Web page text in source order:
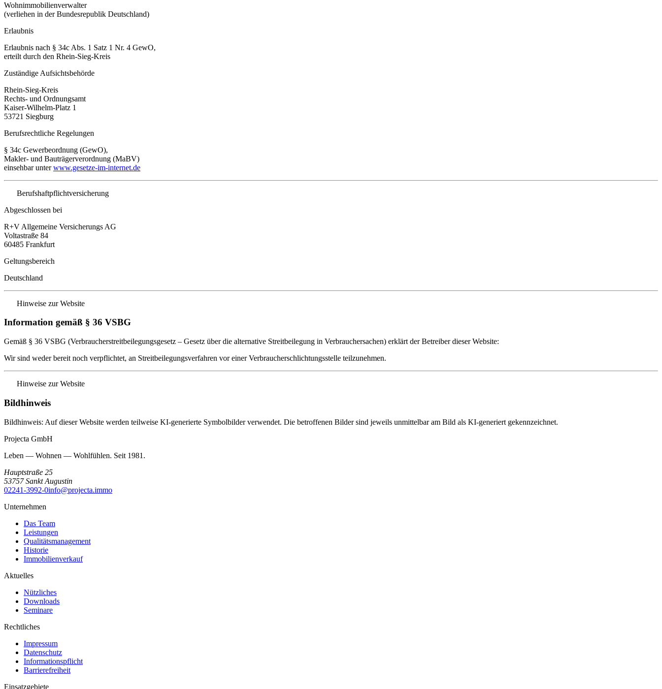
Wohnimmobilienverwalter
(verliehen in der Bundesrepublik Deutschland)
Erlaubnis
Erlaubnis nach § 34c Abs. 1 Satz 1 Nr. 4 GewO,
erteilt durch den Rhein-Sieg-Kreis
Zuständige Aufsichtsbehörde
Rhein-Sieg-Kreis
Rechts- und Ordnungsamt
Kaiser-Wilhelm-Platz 1
53721 Siegburg
Berufsrechtliche Regelungen
§ 34c Gewerbeordnung (GewO),
Makler- und Bauträgerverordnung (MaBV)
einsehbar unter www.gesetze-im-internet.de
Berufshaftpflichtversicherung
Abgeschlossen bei
R+V Allgemeine Versicherungs AG
Voltastraße 84
60485 Frankfurt
Geltungsbereich
Deutschland
Hinweise zur Website
Information gemäß § 36 VSBG
Gemäß § 36 VSBG (Verbraucherstreitbeilegungsgesetz – Gesetz über die alternative Streitbeilegung in Verbrauchersachen) erklärt der Betreiber dieser Website:
Wir sind weder bereit noch verpflichtet, an Streitbeilegungsverfahren vor einer Verbraucherschlichtungsstelle teilzunehmen.
Hinweise zur Website
Bildhinweis
Bildhinweis: Auf dieser Website werden teilweise KI-generierte Symbolbilder verwendet. Die betroffenen Bilder sind jeweils unmittelbar am Bild als KI-generiert gekennzeichnet.
Projecta GmbH
Leben — Wohnen — Wohlfühlen. Seit 1981.
Hauptstraße 25
53757 Sankt Augustin
02241-3992-0info@projecta.immo
Unternehmen
Das Team
Leistungen
Qualitätsmanagement
Historie
Immobilienverkauf
Aktuelles
Nützliches
Downloads
Seminare
Rechtliches
Impressum
Datenschutz
Informationspflicht
Barrierefreiheit
Einsatzgebiete